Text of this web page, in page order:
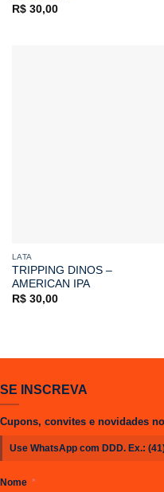
R$30,00
LATA
TRIPPING DINOS –
AMERICAN IPA
R$30,00
SE INSCREVA
Cupons, convites e novidades
Use WhatsApp com DDD. Ex.:
Nome